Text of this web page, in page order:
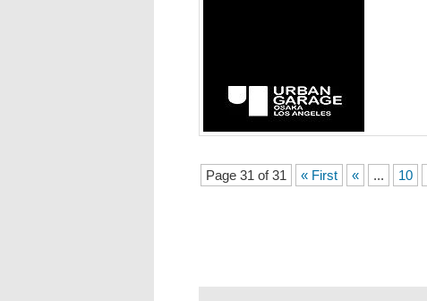
Page 31 of 31 « First « ... 10